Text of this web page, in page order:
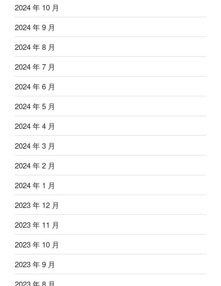
2024 年 10 月
2024 年 9 月
2024 年 8 月
2024 年 7 月
2024 年 6 月
2024 年 5 月
2024 年 4 月
2024 年 3 月
2024 年 2 月
2024 年 1 月
2023 年 12 月
2023 年 11 月
2023 年 10 月
2023 年 9 月
2023 年 8 月